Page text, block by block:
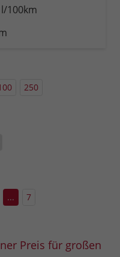
Datei,
100km
250
... 7
Preis für großen